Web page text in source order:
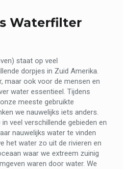
Waterfilter
staat op veel
dorpjes in Zuid Amerika.
maar ook voor de mensen en
water essentieel. Tijdens
meeste gebruikte
we nauwelijks iets anders.
veel verschillende gebieden en
nauwelijks water te vinden
het water zo uit de rivieren en
waar we extreem zuinig
waren door water. We